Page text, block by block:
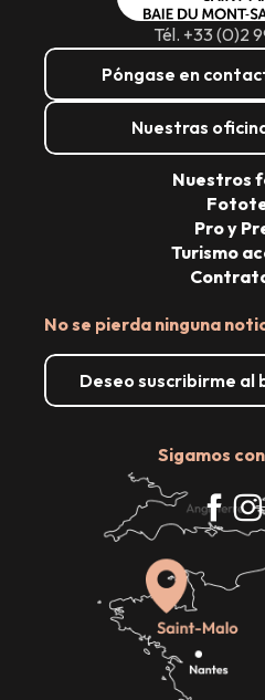
Tél. +33 (0)2
Póngase en
Nuestras
No se pierda ninguna
Deseo suscribirme al
Sigamos
Nuestros
Pro y
Turismo